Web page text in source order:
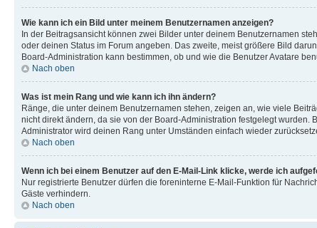
Wie kann ich ein Bild unter meinem Benutzernamen anzeigen?
In der Beitragsansicht können zwei Bilder unter deinem Benutzernamen
oder deinen Status im Forum angeben. Das zweite, meist größere Bild
Board-Administration kann bestimmen, ob und wie die Benutzer Avatare
Nach oben
Was ist mein Rang und wie kann ich ihn ändern?
Ränge, die unter deinem Benutzernamen stehen, zeigen an, wie viele
nicht direkt ändern, da sie von der Board-Administration festgelegt
Administrator wird deinen Rang unter Umständen einfach wieder
Nach oben
Wenn ich bei einem Benutzer auf den E-Mail-Link klicke, werde ich
Nur registrierte Benutzer dürfen die foreninterne E-Mail-Funktion für
Gäste verhindern.
Nach oben